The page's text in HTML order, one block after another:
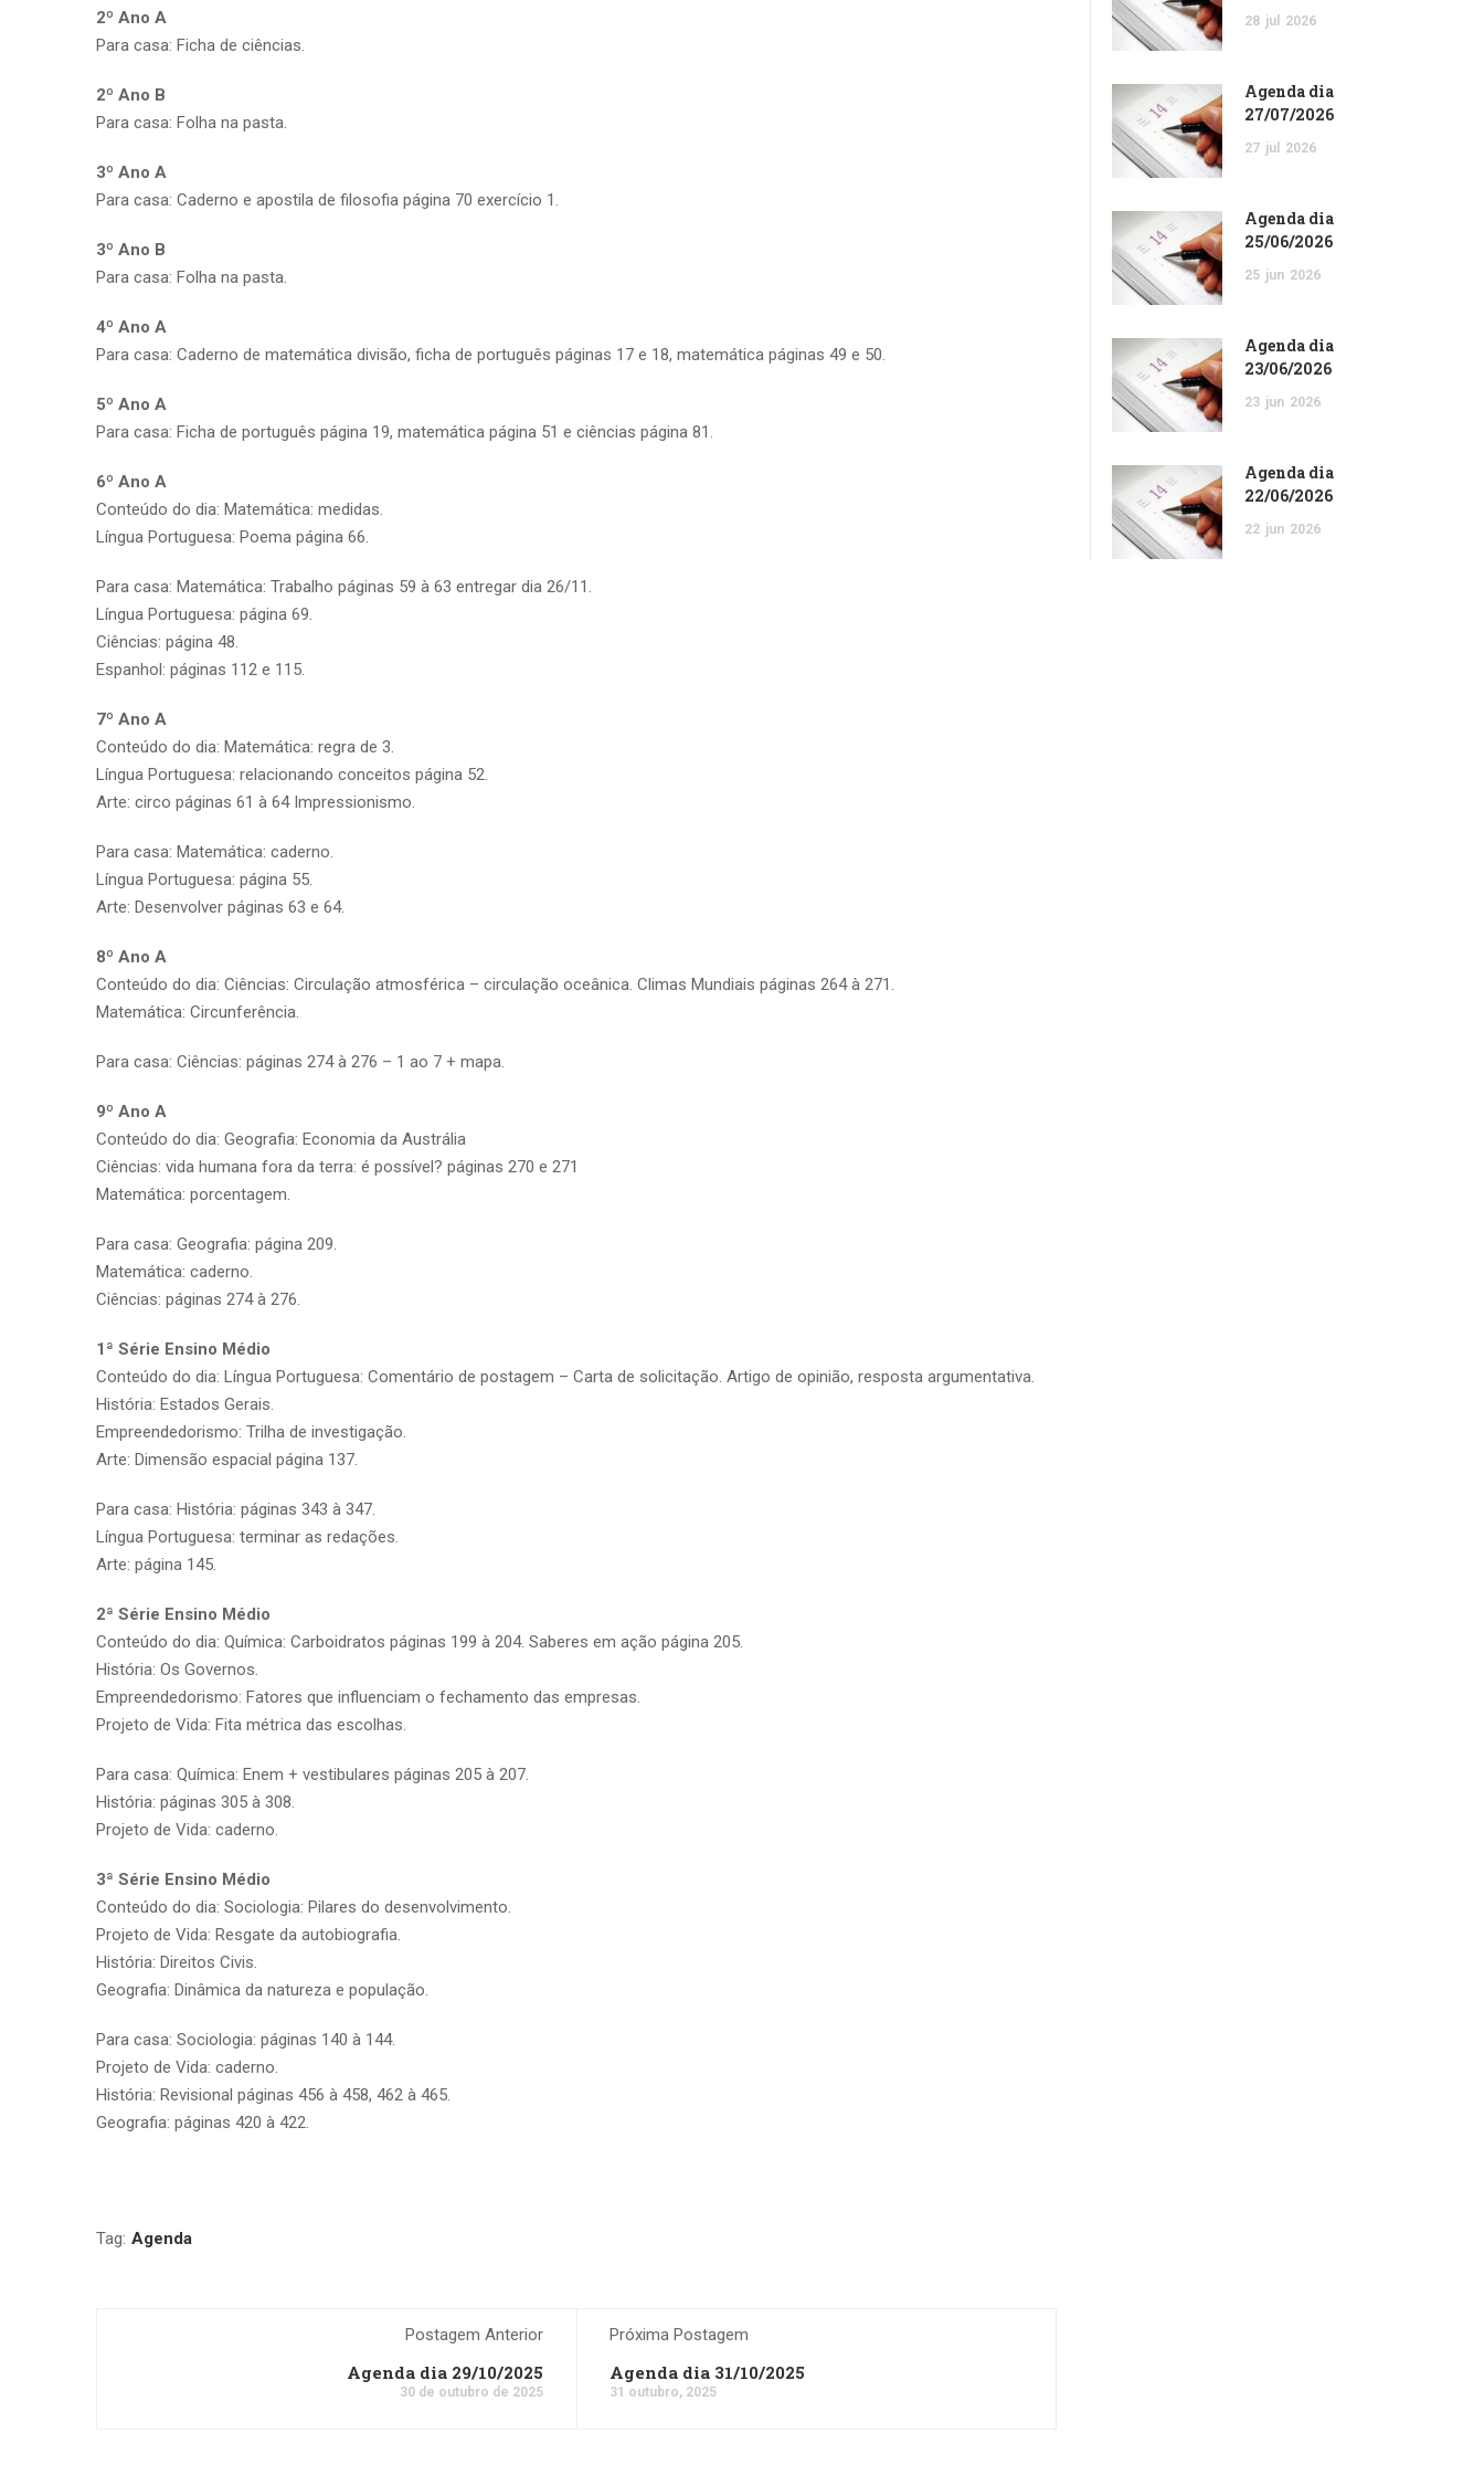
2º Ano A
Para casa: Ficha de ciências.
2º Ano B
Para casa: Folha na pasta.
3º Ano A
Para casa: Caderno e apostila de filosofia página 70 exercício 1.
3º Ano B
Para casa: Folha na pasta.
4º Ano A
Para casa: Caderno de matemática divisão, ficha de português páginas 17 e 18, matemática páginas 49 e 50.
5º Ano A
Para casa: Ficha de português página 19, matemática página 51 e ciências página 81.
6º Ano A
Conteúdo do dia: Matemática: medidas.
Língua Portuguesa: Poema página 66.
Para casa: Matemática: Trabalho páginas 59 à 63 entregar dia 26/11.
Língua Portuguesa: página 69.
Ciências: página 48.
Espanhol: páginas 112 e 115.
7º Ano A
Conteúdo do dia: Matemática: regra de 3.
Língua Portuguesa: relacionando conceitos página 52.
Arte: circo páginas 61 à 64 Impressionismo.
Para casa: Matemática: caderno.
Língua Portuguesa: página 55.
Arte: Desenvolver páginas 63 e 64.
8º Ano A
Conteúdo do dia: Ciências: Circulação atmosférica – circulação oceânica. Climas Mundiais páginas 264 à 271.
Matemática: Circunferência.
Para casa: Ciências: páginas 274 à 276 – 1 ao 7 + mapa.
9º Ano A
Conteúdo do dia: Geografia: Economia da Austrália
Ciências: vida humana fora da terra: é possível? páginas 270 e 271
Matemática: porcentagem.
Para casa: Geografia: página 209.
Matemática: caderno.
Ciências: páginas 274 à 276.
1ª Série Ensino Médio
Conteúdo do dia: Língua Portuguesa: Comentário de postagem – Carta de solicitação. Artigo de opinião, resposta argumentativa.
História: Estados Gerais.
Empreendedorismo: Trilha de investigação.
Arte: Dimensão espacial página 137.
Para casa: História: páginas 343 à 347.
Língua Portuguesa: terminar as redações.
Arte: página 145.
2ª Série Ensino Médio
Conteúdo do dia: Química: Carboidratos páginas 199 à 204. Saberes em ação página 205.
História: Os Governos.
Empreendedorismo: Fatores que influenciam o fechamento das empresas.
Projeto de Vida: Fita métrica das escolhas.
Para casa: Química: Enem + vestibulares páginas 205 à 207.
História: páginas 305 à 308.
Projeto de Vida: caderno.
3ª Série Ensino Médio
Conteúdo do dia: Sociologia: Pilares do desenvolvimento.
Projeto de Vida: Resgate da autobiografia.
História: Direitos Civis.
Geografia: Dinâmica da natureza e população.
Para casa: Sociologia: páginas 140 à 144.
Projeto de Vida: caderno.
História: Revisional páginas 456 à 458, 462 à 465.
Geografia: páginas 420 à 422.
Tag: Agenda
Postagem Anterior
Agenda dia 29/10/2025
30 de outubro de 2025
Próxima Postagem
Agenda dia 31/10/2025
31 outubro, 2025
28 jul 2026
Agenda dia
27/07/2026
27 jul 2026
Agenda dia
25/06/2026
25 jun 2026
Agenda dia
23/06/2026
23 jun 2026
Agenda dia
22/06/2026
22 jun 2026